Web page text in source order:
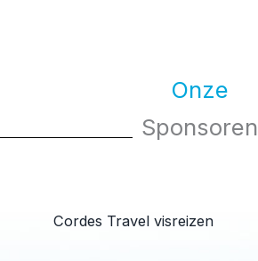
Onze
Sponsoren
Cordes Travel visreizen